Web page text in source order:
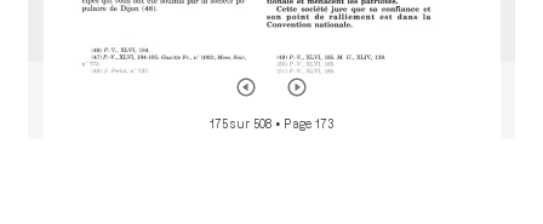
175 sur 508 • Page 173